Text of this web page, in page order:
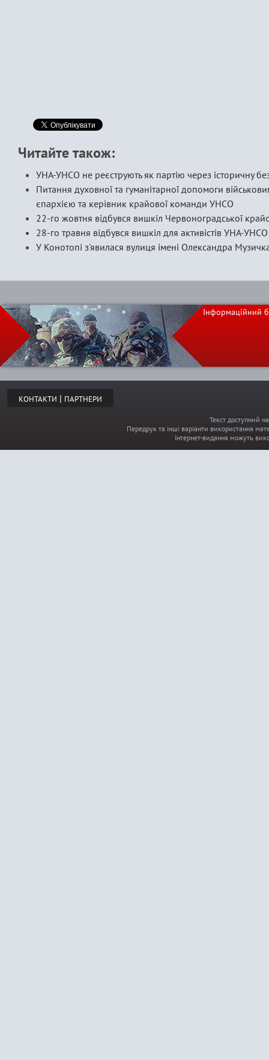
Читайте також:
УНА-УНСО не реєструють як партію через історичну
Питання духовної та гуманітарної допомоги
єпархією та керівник крайової команди УНСО
22-го жовтня відбувся вишкіл Червоноградської
28-го травня відбувся вишкіл для активістів УНА-
У Конотопі з'явилася вулиця імені Олександра
Інформаційний
КОНТАКТИ | ПАРТНЕРИ
Текст доступний
Передрук та інші варіанти використання
Інтернет-видання можуть